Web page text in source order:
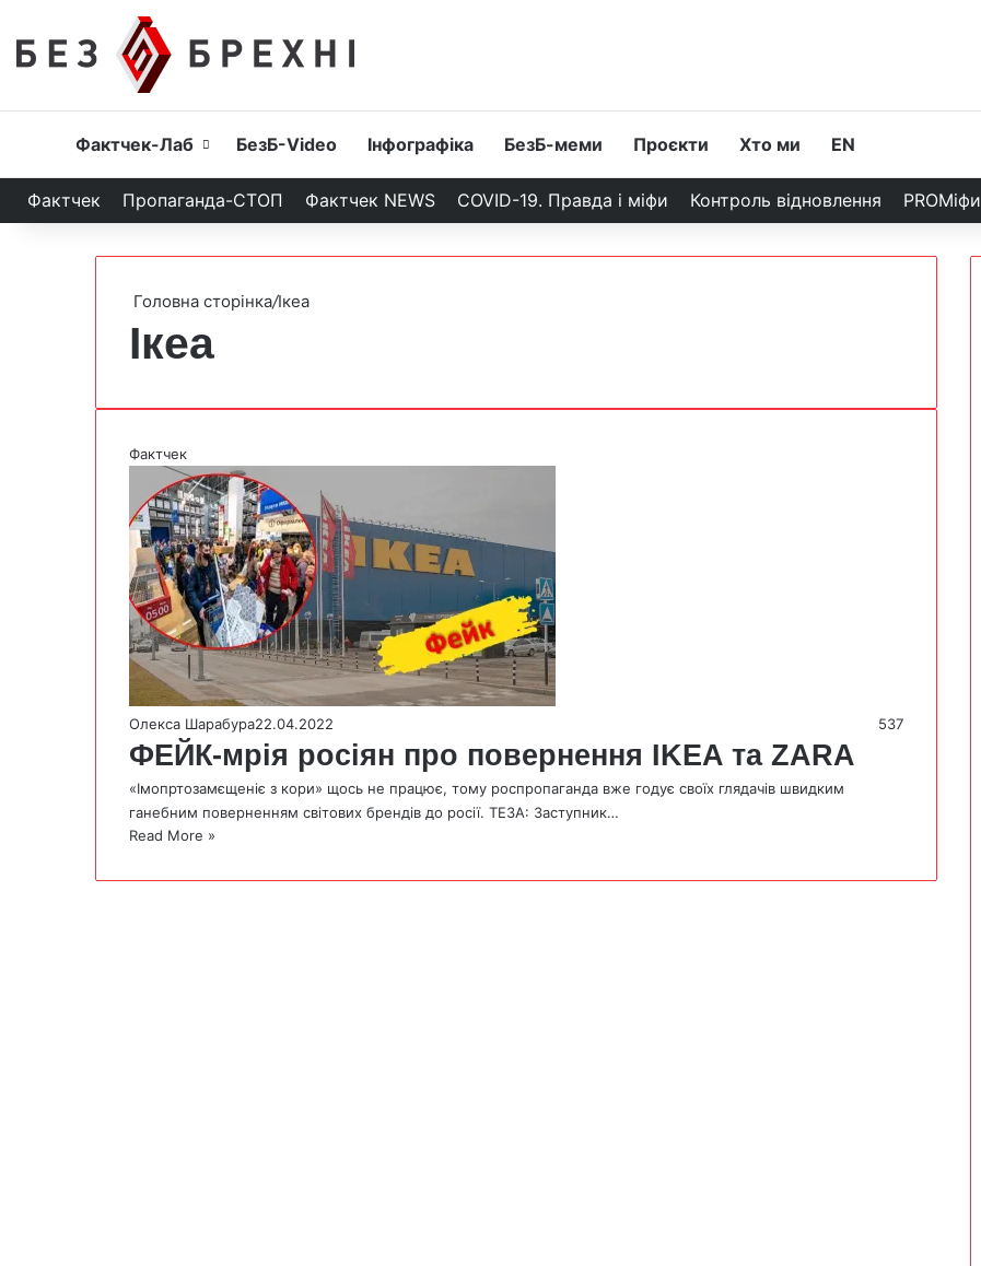
Головна
Фактчек-Лаб БезБ-Video Інфографіка БезБ-меми Проєкти Хто ми EN
Фактчек Пропаганда-СТОП Фактчек NEWS COVID-19. Правда і міфи Контроль відновлення PROМіфи
Головна сторінка/Ікеа
Ікеа
Фактчек
Олекса Шарабура22.04.2022 537
ФЕЙК-мрія росіян про повернення IKEA та ZARA
«Імопртозамєщеніє з кори» щось не працює, тому роспропаганда вже годує своїх глядачів швидким
ганебним поверненням світових брендів до росії. ТЕЗА: Заступник…
Read More »